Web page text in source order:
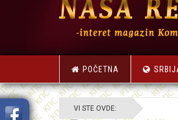
POČETNA
VI STE OVDE: